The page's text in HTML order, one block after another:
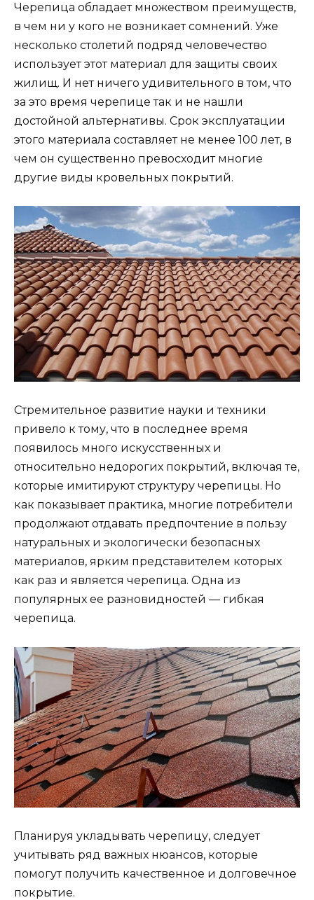
Черепица обладает множеством преимуществ,
в чем ни у кого не возникает сомнений. Уже
несколько столетий подряд человечество
использует этот материал для защиты своих
жилищ. И нет ничего удивительного в том, что
за это время черепице так и не нашли
достойной альтернативы. Срок эксплуатации
этого материала составляет не менее 100 лет, в
чем он существенно превосходит многие
другие виды кровельных покрытий.
Стремительное развитие науки и техники
привело к тому, что в последнее время
появилось много искусственных и
относительно недорогих покрытий, включая те,
которые имитируют структуру черепицы. Но
как показывает практика, многие потребители
продолжают отдавать предпочтение в пользу
натуральных и экологически безопасных
материалов, ярким представителем которых
как раз и является черепица. Одна из
популярных ее разновидностей — гибкая
черепица.
Планируя укладывать черепицу, следует
учитывать ряд важных нюансов, которые
помогут получить качественное и долговечное
покрытие.